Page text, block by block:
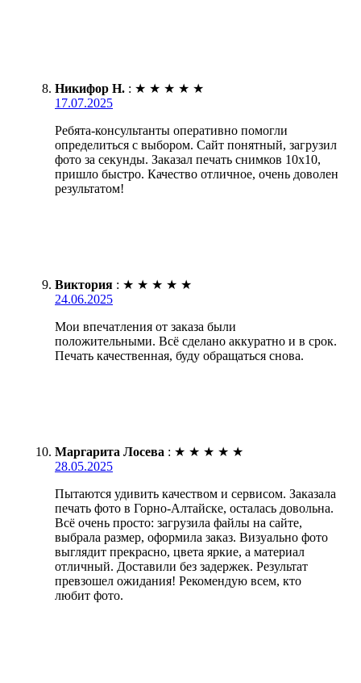
Никифор Н. : ★ ★ ★ ★ ★
17.07.2025
Ребята-консультанты оперативно помогли
определиться с выбором. Сайт понятный, загрузил
фото за секунды. Заказал печать снимков 10х10,
пришло быстро. Качество отличное, очень доволен
результатом!
Виктория : ★ ★ ★ ★ ★
24.06.2025
Мои впечатления от заказа были
положительными. Всё сделано аккуратно и в срок.
Печать качественная, буду обращаться снова.
Маргарита Лосева : ★ ★ ★ ★ ★
28.05.2025
Пытаются удивить качеством и сервисом. Заказала
печать фото в Горно-Алтайске, осталась довольна.
Всё очень просто: загрузила файлы на сайте,
выбрала размер, оформила заказ. Визуально фото
выглядит прекрасно, цвета яркие, а материал
отличный. Доставили без задержек. Результат
превзошел ожидания! Рекомендую всем, кто
любит фото.